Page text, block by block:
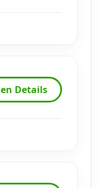
Details